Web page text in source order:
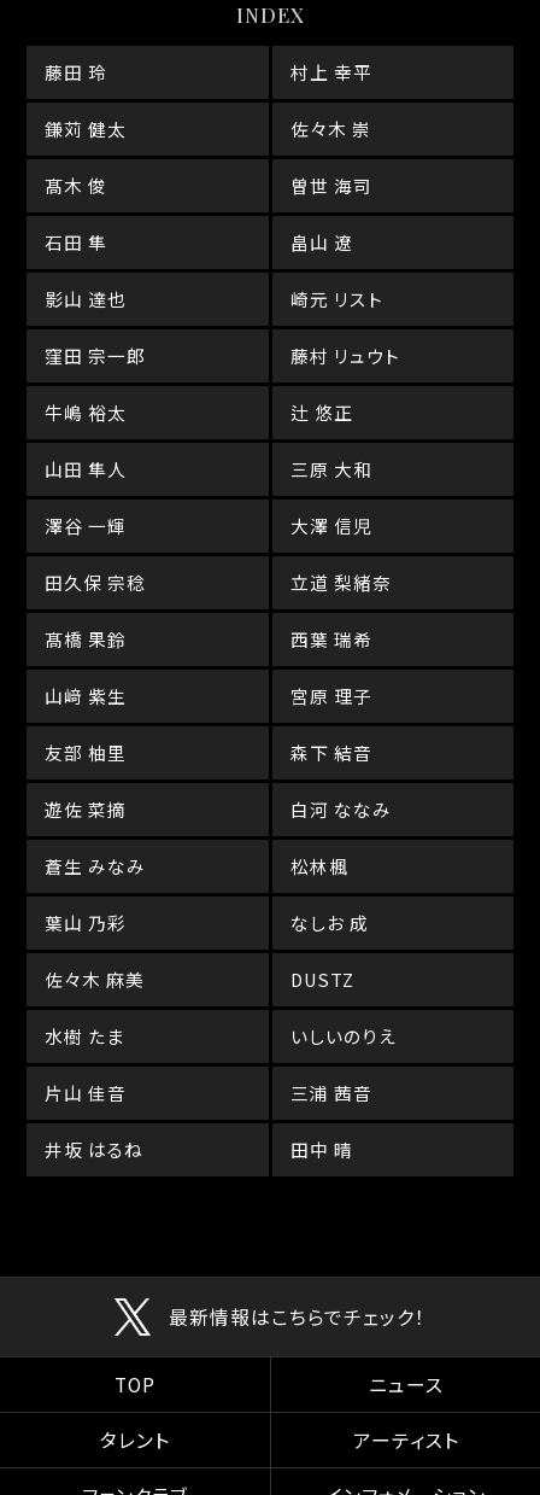
INDEX
藤田 玲 村上 幸平
鎌苅 健太 佐々木 崇
髙木 俊 曽世 海司
石田 隼 畠山 遼
影山 達也 崎元 リスト
窪田 宗一郎 藤村 リュウト
牛嶋 裕太 辻 悠正
山田 隼人 三原 大和
澤谷 一輝 大澤 信児
田久保 宗稔 立道 梨緒奈
髙橋 果鈴 西葉 瑞希
山﨑 紫生 宮原 理子
友部 柚里 森下 結音
遊佐 菜摘 白河 ななみ
蒼生 みなみ 松林楓
葉山 乃彩 なしお 成
佐々木 麻美 DUSTZ
水樹 たま いしいのりえ
片山 佳音 三浦 茜音
井坂 はるね 田中 晴
最新情報はこちらでチェック！
TOP
ニュース
タレント
アーティスト